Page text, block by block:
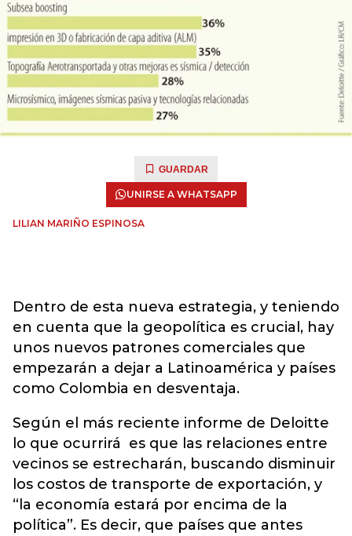
GUARDAR
UNIRSE A WHATSAPP
LILIAN MARIÑO ESPINOSA
Dentro de esta nueva estrategia, y teniendo
en cuenta que la geopolítica es crucial, hay
unos nuevos patrones comerciales que
empezarán a dejar a Latinoamérica y países
como Colombia en desventaja.
Según el más reciente informe de Deloitte
lo que ocurrirá es que las relaciones entre
vecinos se estrecharán, buscando disminuir
los costos de transporte de exportación, y
“la economía estará por encima de la
política”. Es decir, que países que antes